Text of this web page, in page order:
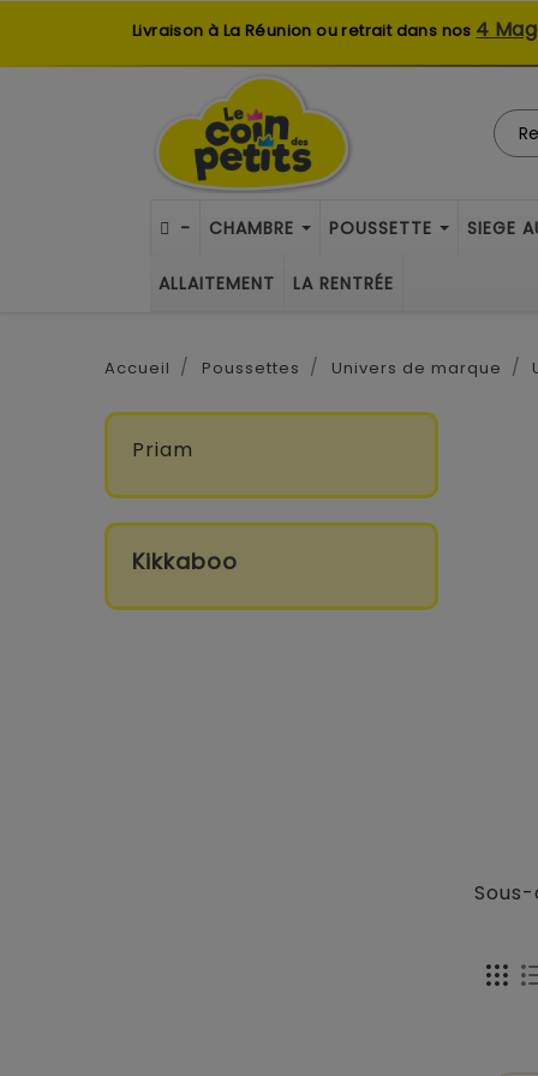
Livraison à La Réunion ou retrait dans nos 4
- CHAMBRE POUSSETTE SIEGE
ALLAITEMENT LA RENTRÉE
Accueil Poussettes Univers de marque
Priam
Kikkaboo